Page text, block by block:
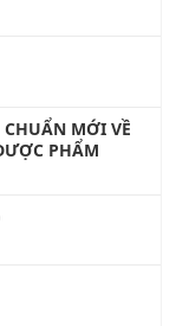
MỚI VỀ
PHẨM